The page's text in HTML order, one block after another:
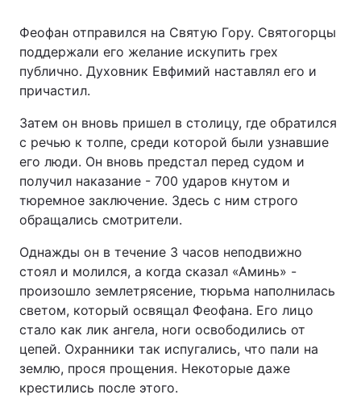
Феофан отправился на Святую Гору. Святогорцы
поддержали его желание искупить грех
публично. Духовник Евфимий наставлял его и
причастил.
Затем он вновь пришел в столицу, где обратился
с речью к толпе, среди которой были узнавшие
его люди. Он вновь предстал перед судом и
получил наказание - 700 ударов кнутом и
тюремное заключение. Здесь с ним строго
обращались смотрители.
Однажды он в течение 3 часов неподвижно
стоял и молился, а когда сказал «Аминь» -
произошло землетрясение, тюрьма наполнилась
светом, который освящал Феофана. Его лицо
стало как лик ангела, ноги освободились от
цепей. Охранники так испугались, что пали на
землю, прося прощения. Некоторые даже
крестились после этого.